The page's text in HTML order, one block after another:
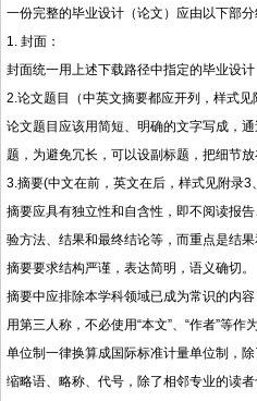
一份完整的毕业设计（论文）应由以下部分
1. 封面：
封面统一用上述下载路径中指定的毕业设
2.论文题目（中英文摘要都应开列，样式见
论文题目应该用简短、明确的文字写成，
题，为避免冗长，可以设副标题，把细节放
3.摘要(中文在前，英文在后，样式见附录3
摘要应具有独立性和自含性，即不阅读报
验方法、结果和最终结论等，而重点是结果
摘要要求结构严谨，表达简明，语义确切。
摘要中应排除本学科领域已成为常识的内
用第三人称，不必使用“本文”、“作者”等作为
单位制一律换算成国际标准计量单位制，
缩略语、略称、代号，除了相邻专业的读